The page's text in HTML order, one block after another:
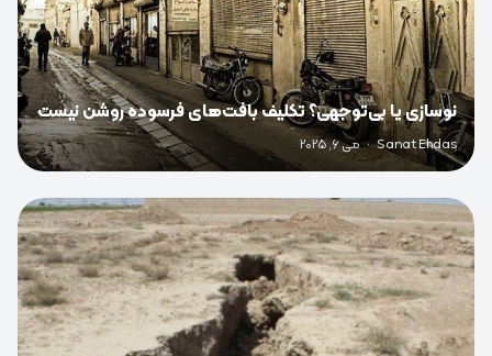
نوسازی یا بی‌توجهی؟ تکلیف بافت‌های فرسوده روشن نیست
Sanat Ehdas
· می 6, 2025
0